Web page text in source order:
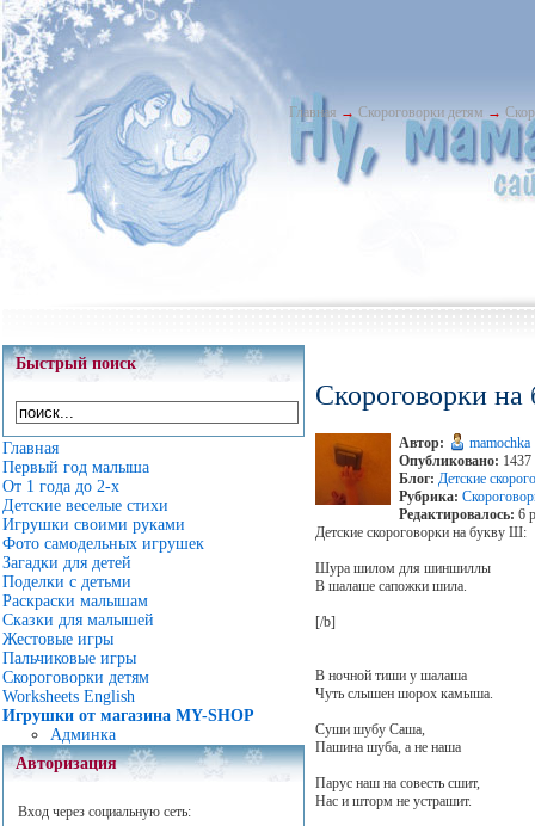
Главная → Скороговорки детям →
Быстрый поиск
Главная
Первый год малыша
От 1 года до 2-х
Детские веселые стихи
Игрушки своими руками
Фото самодельных игрушек
Загадки для детей
Поделки с детьми
Раскраски малышам
Сказки для малышей
Жестовые игры
Пальчиковые игры
Скороговорки детям
Worksheets English
Игрушки от магазина MY-SHOP
Админка
Авторизация
Вход через социальную сеть:
Скороговорки
Автор:
mamochka
Опубликовано: 1437
Блог: Детские
Рубрика:
Редактировалось: 6
Детские скороговорки на букву Ш:
Шура шилом для шиншиллы
В шалаше сапожки шила.
[/b]
В ночной тиши у шалаша
Чуть слышен шорох камыша.
Суши шубу Саша,
Пашина шуба, а не наша
Парус наш на совесть сшит,
Нас и шторм не устрашит.